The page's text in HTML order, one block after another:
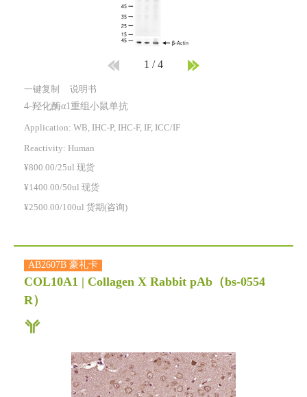
1 /4
一键复制 说明书
4-羟化酶α1重组小鼠单抗
Application: WB, IHC-P, IHC-F, IF, ICC/IF
Reactivity: Human
¥800.00/25ul 现货
¥1400.00/50ul 现货
¥2500.00/100ul 货期(咨询)
AB2607B 豪礼卡
COL10A1 | Collagen X Rabbit pAb （bs-0554
R）